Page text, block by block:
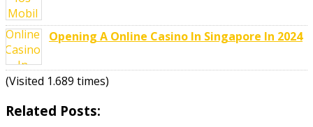
Opening A Online Casino In Singapore In 2024
(Visited 1.689 times)
Related Posts: